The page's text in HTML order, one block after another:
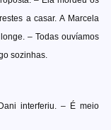
a casar. A Marcela
– Todas ouvíamos
sozinhas.
interferiu. – É meio